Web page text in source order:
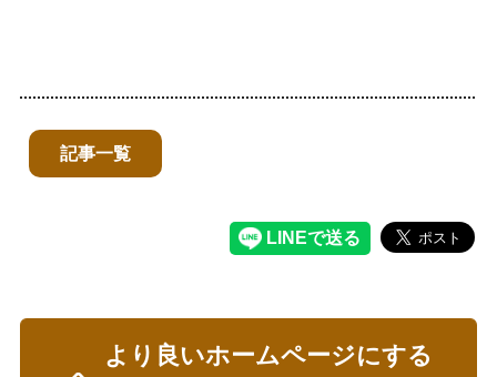
記事一覧
より良いホームページにする